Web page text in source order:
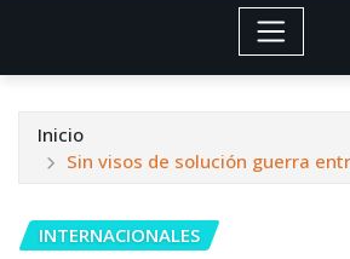
Inicio
Sin visos de solución guerra
INTERNACIONALES